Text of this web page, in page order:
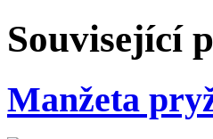
Související
Manžeta